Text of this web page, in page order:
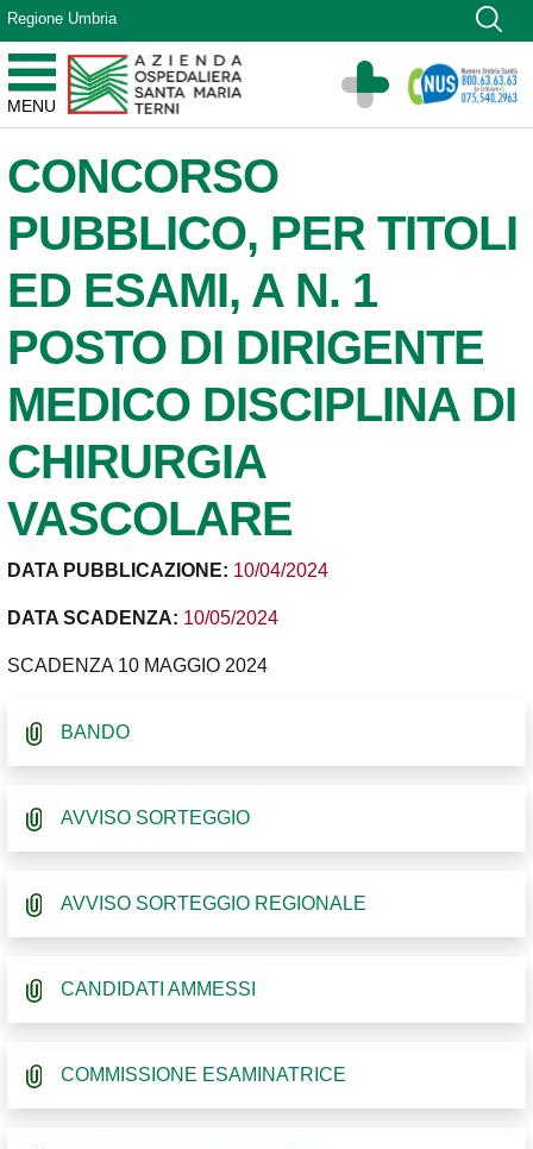
Vai ai contenuti
Vai al menu di navigazione
Vai al footer
Regione Umbria
MENU
Azienda Ospedaliera Santa Maria di Terni
Sito Istituzionale
CONCORSO
PUBBLICO, PER TITOLI
ED ESAMI, A N. 1
POSTO DI DIRIGENTE
MEDICO DISCIPLINA DI
CHIRURGIA
VASCOLARE
DATA PUBBLICAZIONE: 10/04/2024
DATA SCADENZA: 10/05/2024
SCADENZA 10 MAGGIO 2024
BANDO
AVVISO SORTEGGIO
AVVISO SORTEGGIO REGIONALE
CANDIDATI AMMESSI
COMMISSIONE ESAMINATRICE